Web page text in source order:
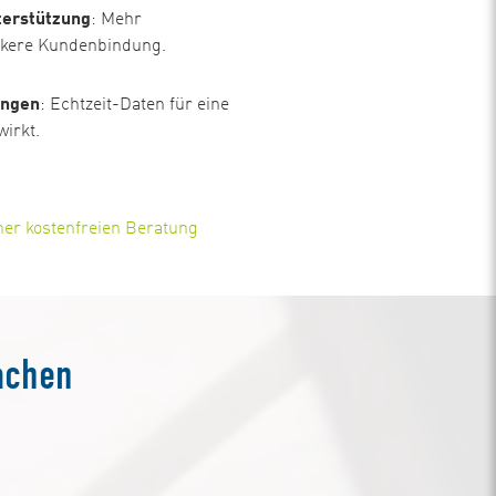
: Mehr
Kundenbindung.
: Echtzeit-Daten für eine
kostenfreien Beratung